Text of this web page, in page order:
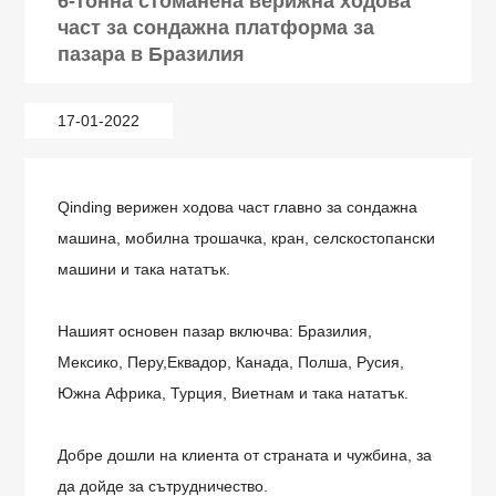
част за сондажна платформа за
пазара в Бразилия
17-01-2022
Qinding верижен ходова част главно за сондажна
машина, мобилна трошачка, кран, селскостопански
машини и така нататък.
Нашият основен пазар включва: Бразилия,
Мексико, Перу, Еквадор, Канада, Полша, Русия,
Южна Африка, Турция, Виетнам и така нататък.
Добре дошли на клиента от страната и чужбина, за
да дойде за сътрудничество.